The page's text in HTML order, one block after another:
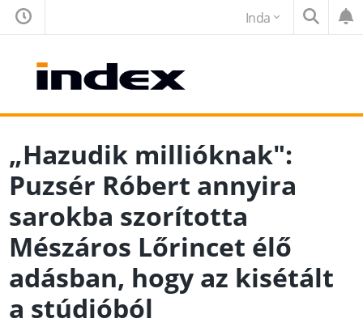
Inda
„Hazudik millióknak":
Puzsér Róbert annyira
sarokba szorította
Mészáros Lőrincet élő
adásban, hogy az kisétált
a stúdióból